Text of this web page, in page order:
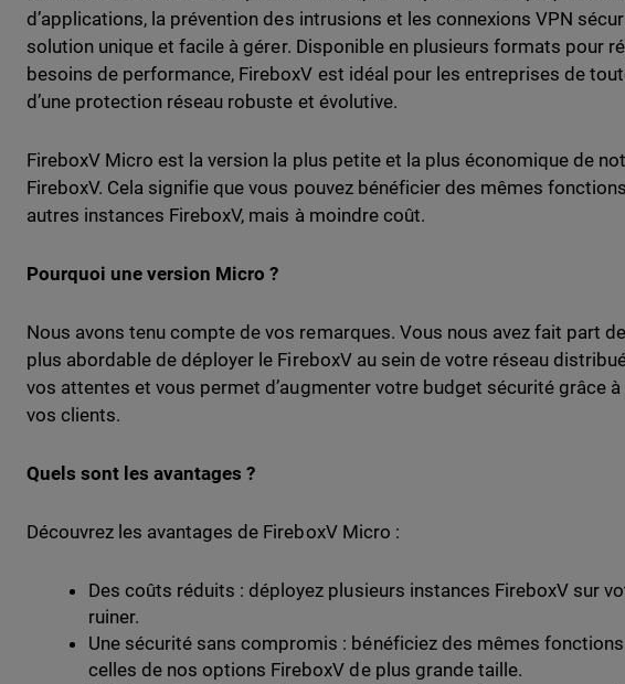
d’applications, la prévention des intrusions et les connexions VPN
solution unique et facile à gérer. Disponible en plusieurs formats pour
besoins de performance, FireboxV est idéal pour les entreprises de
d’une protection réseau robuste et évolutive.
FireboxV Micro est la version la plus petite et la plus économique de
FireboxV. Cela signifie que vous pouvez bénéficier des mêmes
autres instances FireboxV, mais à moindre coût.
Pourquoi une version Micro ?
Nous avons tenu compte de vos remarques. Vous nous avez fait part
plus abordable de déployer le FireboxV au sein de votre réseau
vos attentes et vous permet d’augmenter votre budget sécurité grâce
vos clients.
Quels sont les avantages ?
Découvrez les avantages de FireboxV Micro :
Des coûts réduits : déployez plusieurs instances FireboxV sur
ruiner.
Une sécurité sans compromis : bénéficiez des mêmes
celles de nos options FireboxV de plus grande taille.